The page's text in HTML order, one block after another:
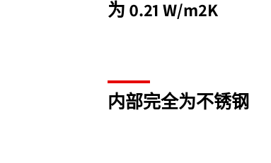
为 0.21 W/m2K
内部完全为不锈钢